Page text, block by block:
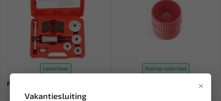
×
Vakantiesluiting
Leverbaar
FORCE Remterugdraai set met
5 adapters 658
Niet op voorraad
FORCE Ontbramer 65304